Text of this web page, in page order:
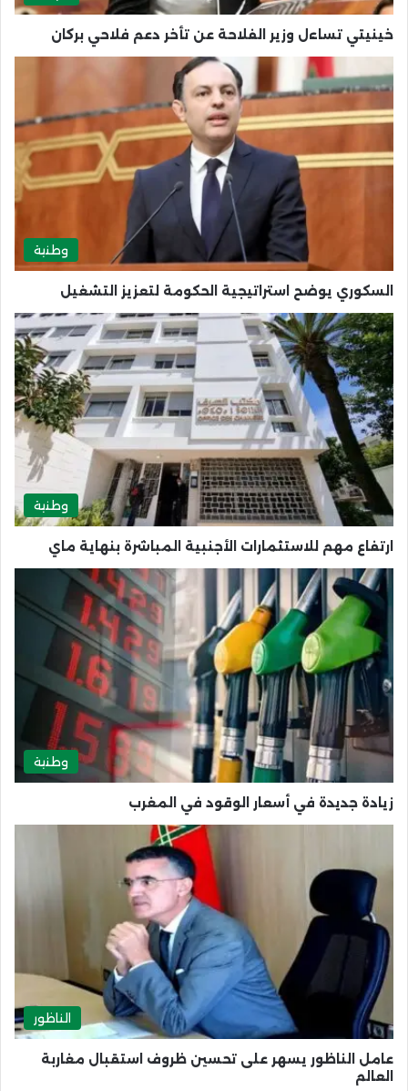
خينيتي تساءل وزير الفلاحة عن تأخر دعم فلاحي بركان
وطنية
السكوري يوضح استراتيجية الحكومة لتعزيز التشغيل
وطنية
ارتفاع مهم للاستثمارات الأجنبية المباشرة بنهاية ماي
وطنية
زيادة جديدة في أسعار الوقود في المغرب
الناظور
عامل الناظور يسهر على تحسين ظروف استقبال مغاربة
العالم